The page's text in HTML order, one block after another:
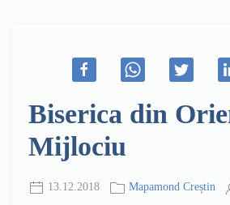
Biserica din
Mijlociu
13.12.2018 Mapamond Creștin